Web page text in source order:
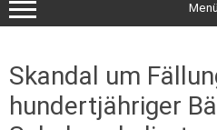
Menü
Skandal um
hundertjähriger